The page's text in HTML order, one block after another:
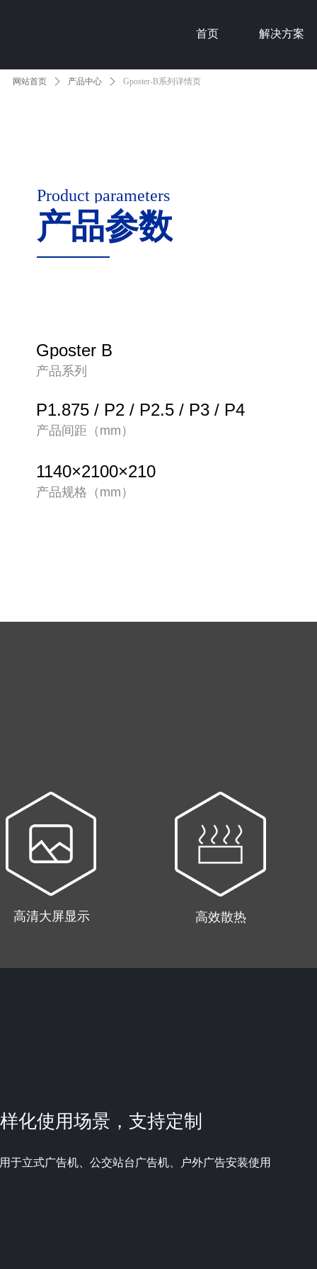
首页 解决方案
化使用场景，支持定制
于立式广告机、公交站台广告机、户外广告安装使用
产品系列
Gposter B
产品间距（mm）
P1.875 / P2 / P2.5 / P3 / P4
产品规格（mm）
1140×2100×210
网站首页 ꄲ 产品中心 ꄲ Gposter-B系列详情页
Product parameters
产品参数
高清大屏显示 高效散热